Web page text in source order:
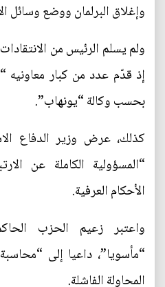
وإغلاق البرلمان ووضع وسائل
ولم يسلم الرئيس من
إذ قدّم عدد من كبار معاونيه
بحسب وكالة “يونهاب”.
كذلك، عرض وزير الدفاع
“المسؤولية الكاملة عن
الأحكام العرفية.
واعتبر زعيم الحزب
“مأسويا”، داعيا إلى
المحاولة الفاشلة.